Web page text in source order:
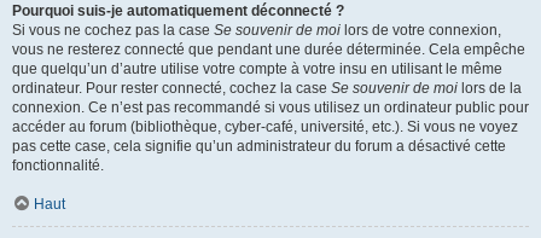
Pourquoi suis-je automatiquement déconnecté ?
Si vous ne cochez pas la case Se souvenir de moi lors de votre connexion,
vous ne resterez connecté que pendant une durée déterminée. Cela empêche
que quelqu’un d’autre utilise votre compte à votre insu en utilisant le même
ordinateur. Pour rester connecté, cochez la case Se souvenir de moi lors de la
connexion. Ce n’est pas recommandé si vous utilisez un ordinateur public pour
accéder au forum (bibliothèque, cyber-café, université, etc.). Si vous ne voyez
pas cette case, cela signifie qu’un administrateur du forum a désactivé cette
fonctionnalité.
Haut